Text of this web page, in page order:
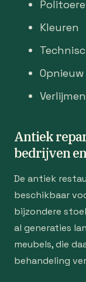
Kleuren
Antiek
bedrijven
De antiek
beschikbaar
bijzondere
al generaties
meubels, die
behandeling